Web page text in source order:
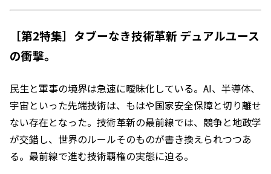
［第2特集］タブーなき技術革新 デュアルユース
の衝撃。
民生と軍事の境界は急速に曖昧化している。AI、半導体、
宇宙といった先端技術は、もはや国家安全保障と切り離せ
ない存在となった。技術革新の最前線では、競争と地政学
が交錯し、世界のルールそのものが書き換えられつつあ
る。最前線で進む技術覇権の実態に迫る。